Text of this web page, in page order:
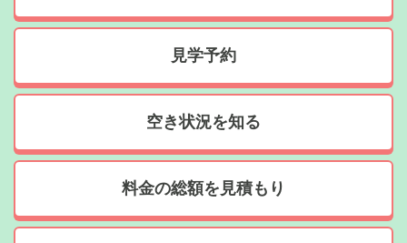
見学予約
空き状況を知る
料金の総額を見積もり